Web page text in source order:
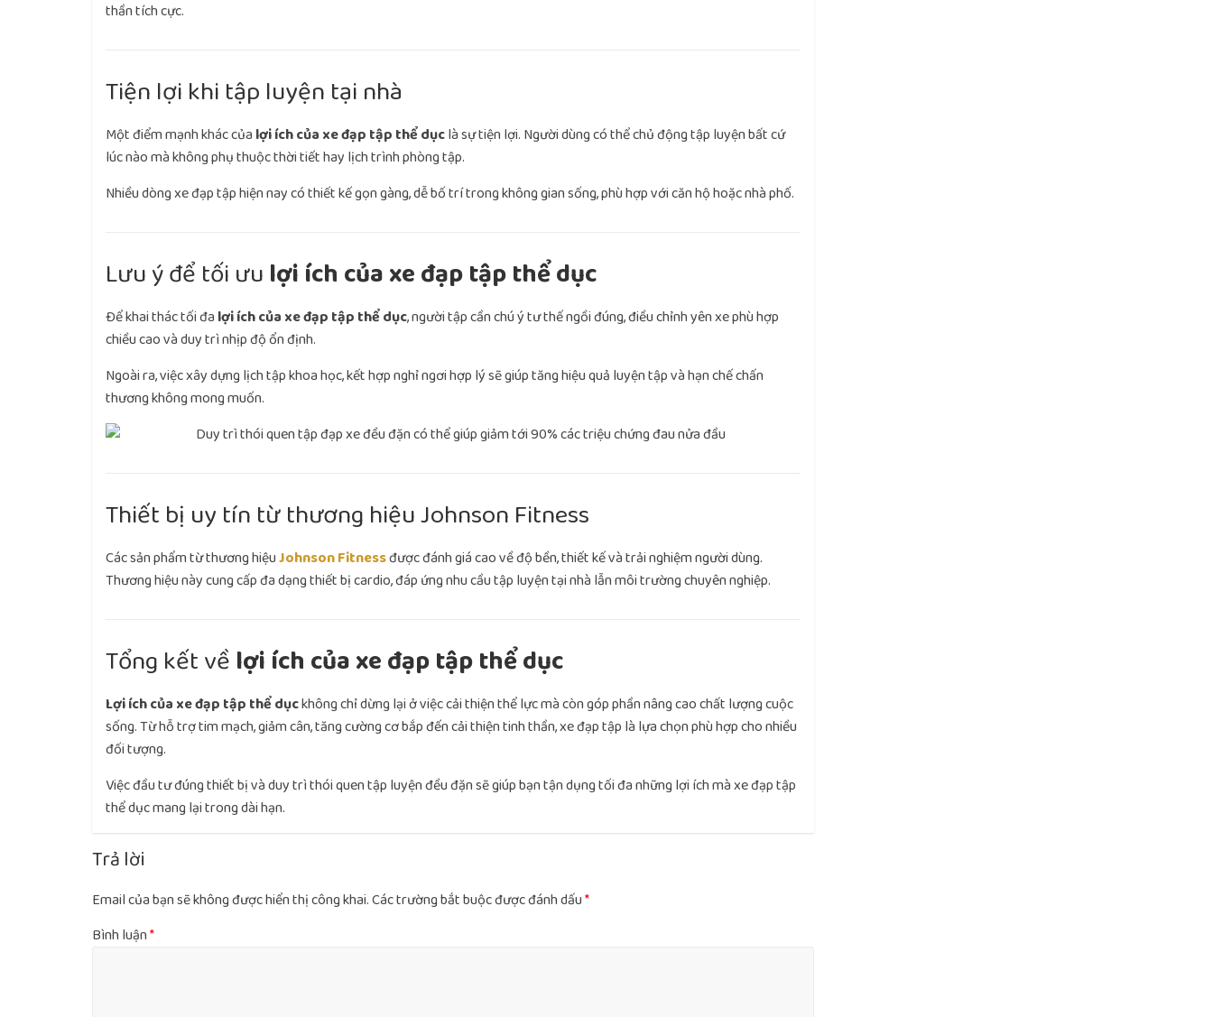
thần tích cực.
Tiện lợi khi tập luyện tại nhà
Một điểm mạnh khác của lợi ích của xe đạp tập thể dụclà sự tiện lợi. Người dùng có thể chủ động tập luyện bất cứ
lúc nào mà không phụ thuộc thời tiết hay lịch trình phòng tập.
Nhiều dòng xe đạp tập hiện nay có thiết kế gọn gàng, dễ bố trí trong không gian sống, phù hợp với căn hộ hoặc nhà phố.
Lưu ý để tối ưu lợi ích của xe đạp tập thể dục
Để khai thác tối đa lợi ích của xe đạp tập thể dục, người tập cần chú ý tư thế ngồi đúng, điều chỉnh yên xe phù hợp
chiều cao và duy trì nhịp độ ổn định.
Ngoài ra, việc xây dựng lịch tập khoa học, kết hợp nghỉ ngơi hợp lý sẽ giúp tăng hiệu quả luyện tập và hạn chế chấn
thương không mong muốn.
Thiết bị uy tín từ thương hiệu Johnson Fitness
Các sản phẩm từ thương hiệuJohnson Fitnessđược đánh giá cao về độ bền, thiết kế và trải nghiệm người dùng.
Thương hiệu này cung cấp đa dạng thiết bị cardio, đáp ứng nhu cầu tập luyện tại nhà lẫn môi trường chuyên nghiệp.
Tổng kết về lợi ích của xe đạp tập thể dục
Lợi ích của xe đạp tập thể dụckhông chỉ dừng lại ở việc cải thiện thể lực mà còn góp phần nâng cao chất lượng cuộc
sống. Từ hỗ trợ tim mạch, giảm cân, tăng cường cơ bắp đến cải thiện tinh thần, xe đạp tập là lựa chọn phù hợp cho nhiều
đối tượng.
Việc đầu tư đúng thiết bị và duy trì thói quen tập luyện đều đặn sẽ giúp bạn tận dụng tối đa những lợi ích mà xe đạp tập
thể dục mang lại trong dài hạn.
Trả lời
Email của bạn sẽ không được hiển thị công khai.Các trường bắt buộc được đánh dấu*
Bình luận*